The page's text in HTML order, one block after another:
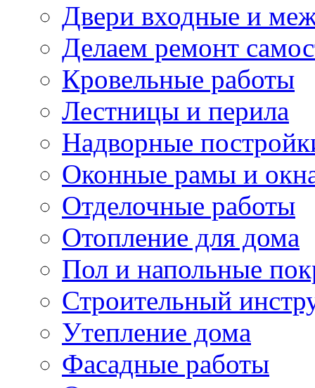
Двери входные и
Делаем ремонт
Кровельные работы
Лестницы и перила
Надворные
Оконные рамы и
Отделочные работы
Отопление для дома
Пол и напольные
Строительный
Утепление дома
Фасадные работы